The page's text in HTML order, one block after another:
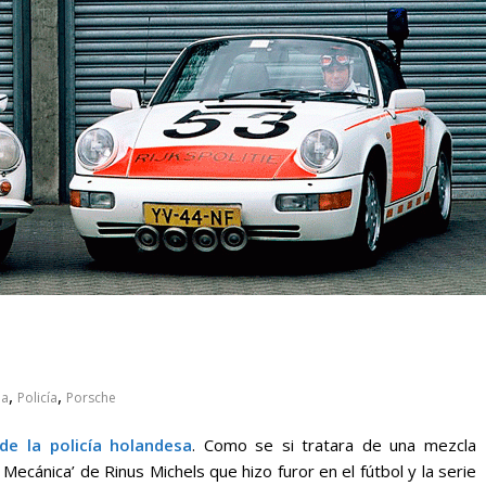
, Policía, Porsche
la policía holandesa. Como se si tratara de una mezcla
de Rinus Michels que hizo furor en el fútbol y la serie
pasar con tu
usar?
Campaña busca cambiar
destino de los
en la región